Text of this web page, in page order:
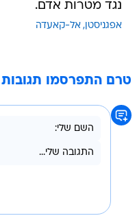
נגד מטרות אדם.
אפגניסטן אל-קאעדה
טרם התפרסמו תגובות